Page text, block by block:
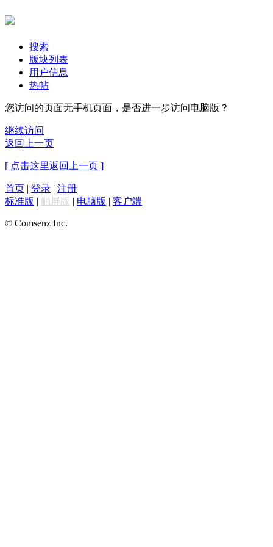
搜索
版块列表
用户信息
热帖
您访问的页面无手机页面，是否进一步访问电脑版？
继续访问
返回上一页
[ 点击这里返回上一页 ]
首页 | 登录 | 注册
标准版 | 触屏版 | 电脑版 | 客户端
© Comsenz Inc.